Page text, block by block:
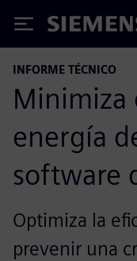
Siemens
INFORME TÉCNICO
Minimiza
energía
software
Optimiza la
prevenir una